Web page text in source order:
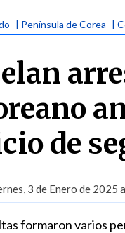
| Península de Corea |
de
3 de Enero de 2025
formaron varios